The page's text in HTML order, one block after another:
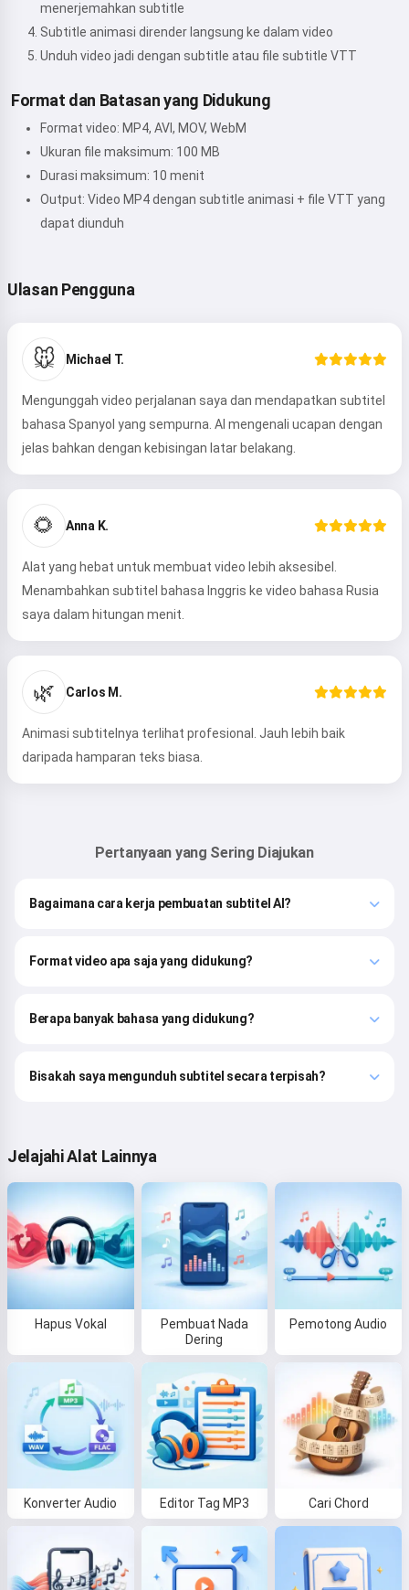
menerjemahkan subtitle
Subtitle animasi dirender langsung ke dalam video
Unduh video jadi dengan subtitle atau file subtitle VTT
Format dan Batasan yang Didukung
Format video: MP4, AVI, MOV, WebM
Ukuran file maksimum: 100 MB
Durasi maksimum: 10 menit
Output: Video MP4 dengan subtitle animasi + file VTT yang
dapat diunduh
Ulasan Pengguna
🐭 Michael T.
Mengunggah video perjalanan saya dan mendapatkan subtitel
bahasa Spanyol yang sempurna. AI mengenali ucapan dengan
jelas bahkan dengan kebisingan latar belakang.
🌻 Anna K.
Alat yang hebat untuk membuat video lebih aksesibel.
Menambahkan subtitel bahasa Inggris ke video bahasa Rusia
saya dalam hitungan menit.
🌿 Carlos M.
Animasi subtitelnya terlihat profesional. Jauh lebih baik
daripada hamparan teks biasa.
Pertanyaan yang Sering Diajukan
Bagaimana cara kerja pembuatan subtitel AI?
Format video apa saja yang didukung?
Berapa banyak bahasa yang didukung?
Bisakah saya mengunduh subtitel secara terpisah?
Jelajahi Alat Lainnya
Hapus Vokal
Pembuat Nada
Dering
Pemotong Audio
Konverter Audio Editor Tag MP3 Cari Chord
Saya bisa membuat lagu, menulis
Coba sekarang